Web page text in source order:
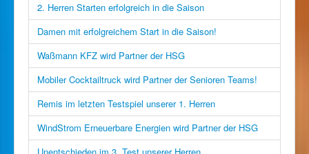
2. Herren Starten erfolgreich in die Saison
Damen mit erfolgreichem Start in die Saison!
Waßmann KFZ wird Partner der HSG
Mobiler Cocktailtruck wird Partner der Senioren Teams!
Remis im letzten Testspiel unserer 1. Herren
WindStrom Erneuerbare Energien wird Partner der HSG